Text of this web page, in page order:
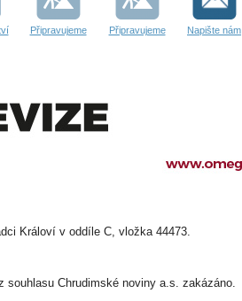
Připravujeme Připravujeme Napište nám
Královí v oddíle C, vložka 44473.
Chrudimské noviny a.s. zakázáno.